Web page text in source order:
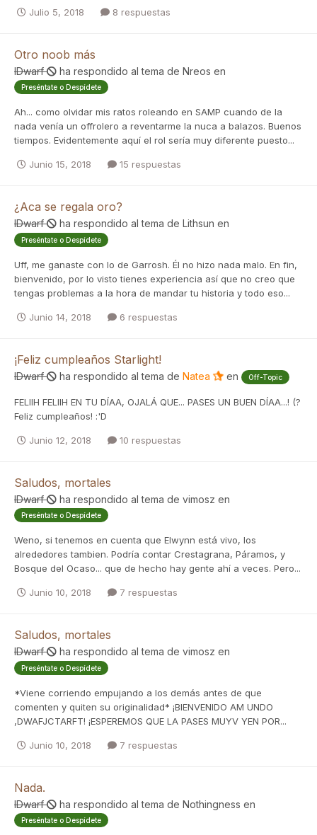
Julio 5, 2018 8 respuestas
Otro noob más
IDwarf ha respondido al tema de Nreos en
Preséntate o Despídete
Ah... como olvidar mis ratos roleando en SAMP cuando de la
nada venía un offrolero a reventarme la nuca a balazos. Buenos
tiempos. Evidentemente aquí el rol sería muy diferente puesto...
Junio 15, 2018 15 respuestas
¿Aca se regala oro?
IDwarf ha respondido al tema de Lithsun en
Preséntate o Despídete
Uff, me ganaste con lo de Garrosh. Él no hizo nada malo. En fin,
bienvenido, por lo visto tienes experiencia así que no creo que
tengas problemas a la hora de mandar tu historia y todo eso...
Junio 14, 2018 6 respuestas
¡Feliz cumpleaños Starlight!
IDwarf ha respondido al tema de Natea en Off-Topic
FELIIH FELIIH EN TU DÍAA, OJALÁ QUE... PASES UN BUEN DÍAA...! (?
Feliz cumpleaños! :'D
Junio 12, 2018 10 respuestas
Saludos, mortales
IDwarf ha respondido al tema de vimosz en
Preséntate o Despídete
Weno, si tenemos en cuenta que Elwynn está vivo, los
alrededores tambien. Podría contar Crestagrana, Páramos, y
Bosque del Ocaso... que de hecho hay gente ahí a veces. Pero...
Junio 10, 2018 7 respuestas
Saludos, mortales
IDwarf ha respondido al tema de vimosz en
Preséntate o Despídete
*Viene corriendo empujando a los demás antes de que
comenten y quiten su originalidad* ¡BIENVENIDO AM UNDO
,DWAFJCTARFT! ¡ESPEREMOS QUE LA PASES MUYV YEN POR...
Junio 10, 2018 7 respuestas
Nada.
IDwarf ha respondido al tema de Nothingness en
Preséntate o Despídete